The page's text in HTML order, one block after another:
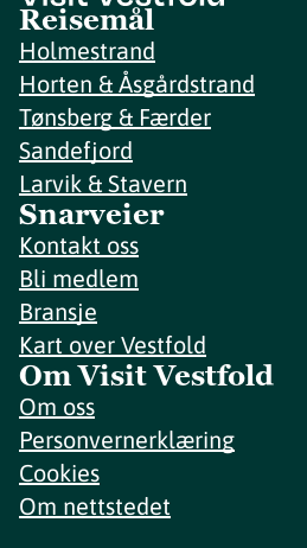
Reisemål
Holmestrand
Horten & Åsgårdstrand
Tønsberg & Færder
Sandefjord
Larvik & Stavern
Snarveier
Kontakt oss
Bli medlem
Bransje
Kart over Vestfold
Om Visit Vestfold
Om oss
Personvernerklæring
Cookies
Om nettstedet